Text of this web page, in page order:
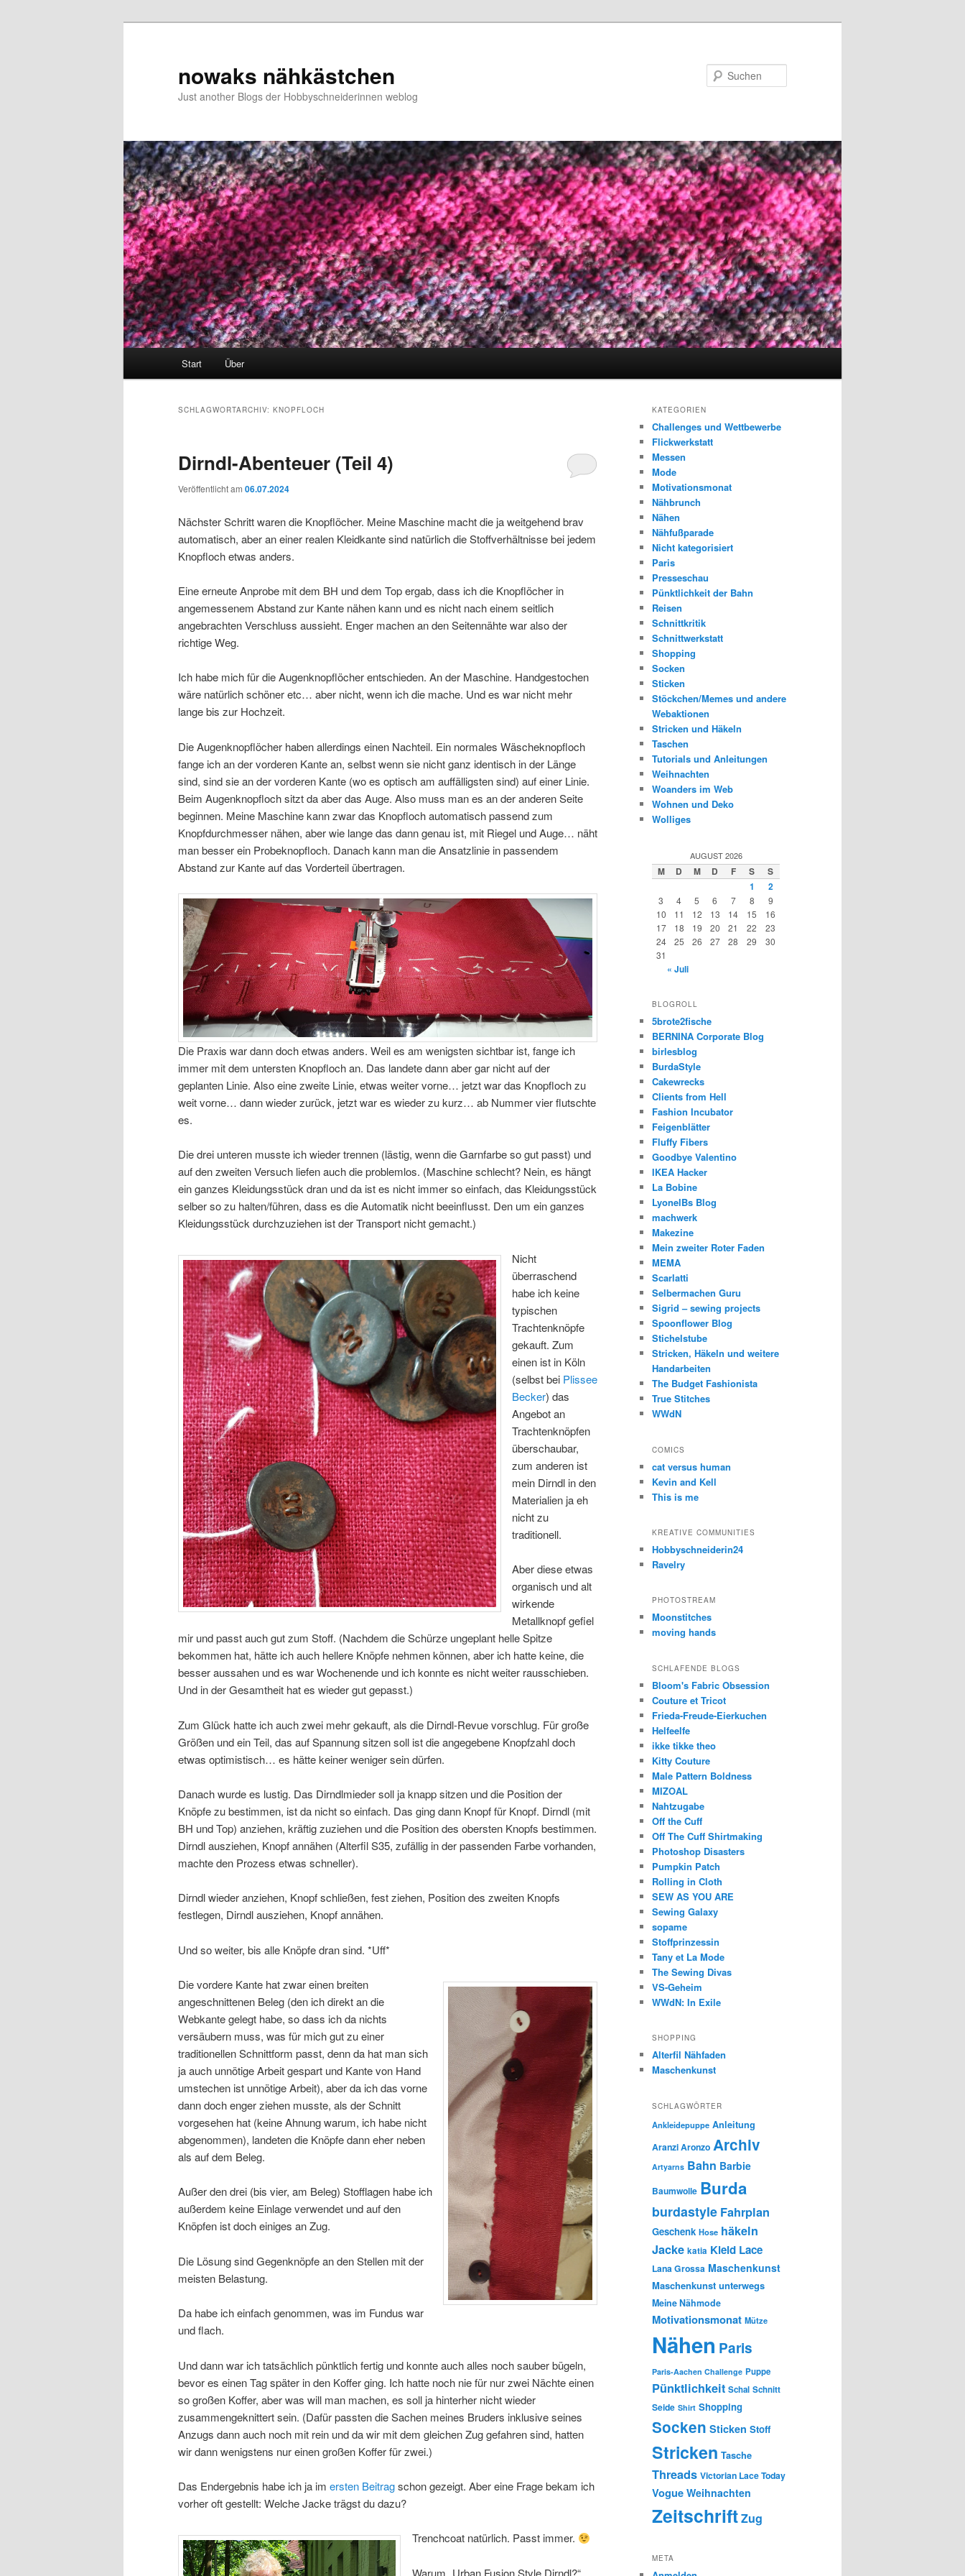
nowaks nähkästchen
Just another Blogs der Hobbyschneiderinnen weblog
Start Über
SCHLAGWORTARCHIV: KNOPFLOCH
Dirndl-Abenteuer (Teil 4)
Veröffentlicht am 06.07.2024
Nächster Schritt waren die Knopflöcher. Meine Maschine macht die ja weitgehend brav
automatisch, aber an einer realen Kleidkante sind natürlich die Stoffverhältnisse bei jedem
Knopfloch etwas anders.
Eine erneute Anprobe mit dem BH und dem Top ergab, dass ich die Knopflöcher in
angemessenem Abstand zur Kante nähen kann und es nicht nach einem seitlich
angebrachten Verschluss aussieht. Enger machen an den Seitennähte war also der
richtige Weg.
Ich habe mich für die Augenknopflöcher entschieden. An der Maschine. Handgestochen
wäre natürlich schöner etc… aber nicht, wenn ich die mache. Und es war nicht mehr
lange bis zur Hochzeit.
Die Augenknopflöcher haben allerdings einen Nachteil. Ein normales Wäscheknopfloch
fange ich an der vorderen Kante an, selbst wenn sie nicht ganz identisch in der Länge
sind, sind sie an der vorderen Kante (wo es optisch am auffälligsten sind) auf einer Linie.
Beim Augenknopfloch sitzt da aber das Auge. Also muss man es an der anderen Seite
beginnen. Meine Maschine kann zwar das Knopfloch automatisch passend zum
Knopfdurchmesser nähen, aber wie lange das dann genau ist, mit Riegel und Auge… näht
man besser ein Probeknopfloch. Danach kann man die Ansatzlinie in passendem
Abstand zur Kante auf das Vorderteil übertragen.
Die Praxis war dann doch etwas anders. Weil es am wenigsten sichtbar ist, fange ich
immer mit dem untersten Knopfloch an. Das landete dann aber gar nicht auf der
geplanten Linie. Also eine zweite Linie, etwas weiter vorne… jetzt war das Knopfloch zu
weit vorne… dann wieder zurück, jetzt war es wieder zu kurz… ab Nummer vier flutschte
es.
Die drei unteren musste ich wieder trennen (lästig, wenn die Garnfarbe so gut passt) und
auf den zweiten Versuch liefen auch die problemlos. (Maschine schlecht? Nein, es hängt
ein ganzes Kleidungsstück dran und da ist es nicht immer so einfach, das Kleidungsstück
selber so zu halten/führen, dass es die Automatik nicht beeinflusst. Den um ein ganzes
Kleidungsstück durchzuziehen ist der Transport nicht gemacht.)
Nicht
überraschend
habe ich keine
typischen
Trachtenknöpfe
gekauft. Zum
einen ist in Köln
(selbst bei Plissee
Becker) das
Angebot an
Trachtenknöpfen
überschaubar,
zum anderen ist
mein Dirndl in den
Materialien ja eh
nicht zu
traditionell.
Aber diese etwas
organisch und alt
wirkende
Metallknopf gefiel
mir und passt auch gut zum Stoff. (Nachdem die Schürze ungeplant helle Spitze
bekommen hat, hätte ich auch hellere Knöpfe nehmen können, aber ich hatte keine, die
besser aussahen und es war Wochenende und ich konnte es nicht weiter rausschieben.
Und in der Gesamtheit hat es wieder gut gepasst.)
Zum Glück hatte ich auch zwei mehr gekauft, als die Dirndl-Revue vorschlug. Für große
Größen und ein Teil, das auf Spannung sitzen soll ist die angegebene Knopfzahl doch
etwas optimistisch… es hätte keiner weniger sein dürfen.
Danach wurde es lustig. Das Dirndlmieder soll ja knapp sitzen und die Position der
Knöpfe zu bestimmen, ist da nicht so einfach. Das ging dann Knopf für Knopf. Dirndl (mit
BH und Top) anziehen, kräftig zuziehen und die Position des obersten Knopfs bestimmen.
Dirndl ausziehen, Knopf annähen (Alterfil S35, zufällig in der passenden Farbe vorhanden,
machte den Prozess etwas schneller).
Dirndl wieder anziehen, Knopf schließen, fest ziehen, Position des zweiten Knopfs
festlegen, Dirndl ausziehen, Knopf annähen.
Und so weiter, bis alle Knöpfe dran sind. *Uff*
Die vordere Kante hat zwar einen breiten
angeschnittenen Beleg (den ich direkt an die
Webkante gelegt habe, so dass ich da nichts
versäubern muss, was für mich gut zu einer
traditionellen Schnittform passt, denn da hat man sich
ja auch unnötige Arbeit gespart und Kante von Hand
umstechen ist unnötige Arbeit), aber da ich das vorne
dann doch enger ziehen musste, als der Schnitt
vorgesehen hat (keine Ahnung warum, ich habe nicht
abgenommen), landeten die Knöpfe dann eher neben
als auf dem Beleg.
Außer den drei (bis vier, am Beleg) Stofflagen habe ich
außerdem keine Einlage verwendet und auf den
Knöpfen ist doch einiges an Zug.
Die Lösung sind Gegenknöpfe an den Stellen mit der
meisten Belastung.
Da habe ich einfach genommen, was im Fundus war
und flach.
Und dann war ich tatsächlich pünktlich fertig und konnte auch alles noch sauber bügeln,
bevor es einen Tag später in den Koffer ging. Ich hatte noch nie für nur zwei Nächte einen
so großen Koffer, aber was will man machen, es soll ja hinterher nicht wieder
zusammengeknittert sein. (Dafür passten die Sachen meines Bruders inklusive seines
Anzugs dann auch noch mit rein und da wir mit dem gleichen Zug gefahren sind, hatten
wir dann wenigstens nur einen großen Koffer für zwei.)
Das Endergebnis habe ich ja im ersten Beitragschon gezeigt. Aber eine Frage bekam ich
vorher oft gestellt: Welche Jacke trägst du dazu?
Trenchcoat natürlich. Passt immer.
Warum „Urban Fusion Style Dirndl?“
KATEGORIEN
Challenges und Wettbewerbe
Flickwerkstatt
Messen
Mode
Motivationsmonat
Nähbrunch
Nähen
Nähfußparade
Nicht kategorisiert
Paris
Presseschau
Pünktlichkeit der Bahn
Reisen
Schnittkritik
Schnittwerkstatt
Shopping
Socken
Sticken
Stöckchen/Memes und andere
Webaktionen
Stricken und Häkeln
Taschen
Tutorials und Anleitungen
Weihnachten
Woanders im Web
Wohnen und Deko
Wolliges
AUGUST 2026
M D M D F S
S
1
2
3 4 5 6 7 8
9
10
11 12 13 14 15
16
17
18 19 20 21 22
23
24
25 26 27 28 29
30
31
« Juli
BLOGROLL
5brote2fische
BERNINA Corporate Blog
birlesblog
BurdaStyle
Cakewrecks
Clients from Hell
Fashion Incubator
Feigenblätter
Fluffy Fibers
Goodbye Valentino
IKEA Hacker
La Bobine
LyonelBs Blog
machwerk
Makezine
Mein zweiter Roter Faden
MEMA
Scarlatti
Selbermachen Guru
Sigrid – sewing projects
Spoonflower Blog
Stichelstube
Stricken, Häkeln und weitere
Handarbeiten
The Budget Fashionista
True Stitches
WWdN
COMICS
cat versus human
Kevin and Kell
This is me
KREATIVE COMMUNITIES
Hobbyschneiderin24
Ravelry
PHOTOSTREAM
Moonstitches
moving hands
SCHLAFENDE BLOGS
Bloom's Fabric Obsession
Couture et Tricot
Frieda-Freude-Eierkuchen
Helfeelfe
ikke tikke theo
Kitty Couture
Male Pattern Boldness
MIZOAL
Nahtzugabe
Off the Cuff
Off The Cuff Shirtmaking
Photoshop Disasters
Pumpkin Patch
Rolling in Cloth
SEW AS YOU ARE
Sewing Galaxy
sopame
Stoffprinzessin
Tany et La Mode
The Sewing Divas
VS-Geheim
WWdN: In Exile
SHOPPING
Alterfil Nähfaden
Maschenkunst
SCHLAGWÖRTER
Ankleidepuppe Anleitung
Aranzi Aronzo Archiv
Artyarns Bahn Barbie
Baumwolle Burda
burdastyle Fahrplan
Geschenk Hose häkeln
Jacke katia Kleid Lace
Lana Grossa Maschenkunst
Maschenkunst unterwegs
Meine Nähmode
Motivationsmonat Mütze
Nähen Paris
Paris-Aachen Challenge Puppe
Pünktlichkeit Schal Schnitt
Seide Shirt Shopping
Socken Sticken Stoff
Stricken Tasche
Threads Victorian Lace Today
Vogue Weihnachten
ZeitschriftZug
META